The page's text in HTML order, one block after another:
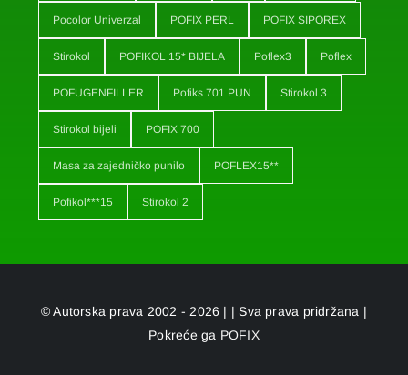
Pocolor Univerzal POFIX PERL POFIX SIPOREX
Stirokol POFIKOL 15* BIJELA Poflex3 Poflex
POFUGENFILLER Pofiks 701 PUN Stirokol 3
Stirokol bijeli POFIX 700
Masa za zajedničko punilo POFLEX15**
Pofikol***15 Stirokol 2
© Autorska prava 2002 - 2026 | | Sva prava pridržana |
Pokreće ga POFIX